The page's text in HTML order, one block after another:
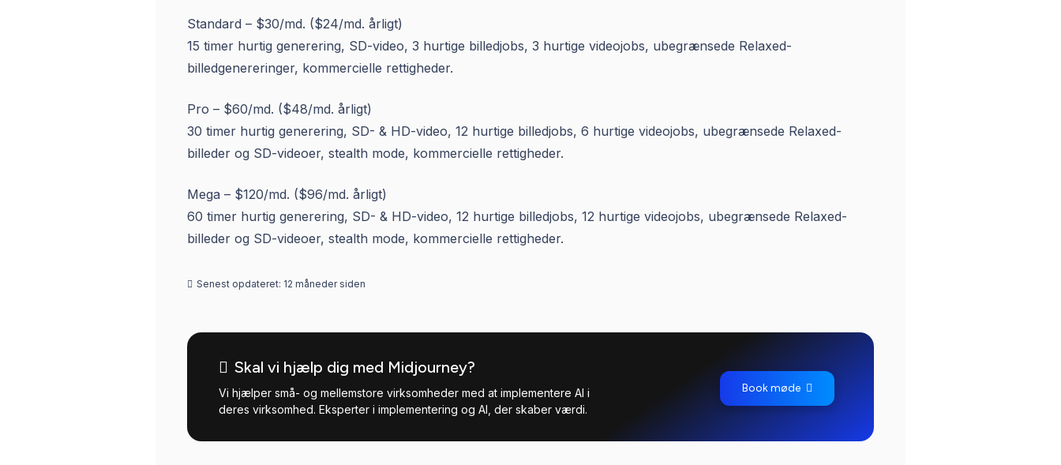
Standard – $30/md. ($24/md. årligt)
15 timer hurtig generering, SD-video, 3 hurtige billedjobs, 3 hurtige videojobs, ubegrænsede Relaxed-
billedgenereringer, kommercielle rettigheder.
Pro – $60/md. ($48/md. årligt)
30 timer hurtig generering, SD- & HD-video, 12 hurtige billedjobs, 6 hurtige videojobs, ubegrænsede Relaxed-
billeder og SD-videoer, stealth mode, kommercielle rettigheder.
Mega – $120/md. ($96/md. årligt)
60 timer hurtig generering, SD- & HD-video, 12 hurtige billedjobs, 12 hurtige videojobs, ubegrænsede Relaxed-
billeder og SD-videoer, stealth mode, kommercielle rettigheder.
Senest opdateret: 12 måneder siden
Skal vi hjælp dig med Midjourney?
Vi hjælper små- og mellemstore virksomheder med at implementere AI i
deres virksomhed. Eksperter i implementering og AI, der skaber værdi.
Book møde